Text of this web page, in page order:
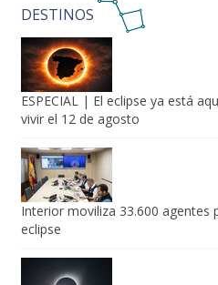
DESTINOS
ESPECIAL | El eclipse ya está
vivir el 12 de agosto
Interior moviliza 33.600 agentes
eclipse